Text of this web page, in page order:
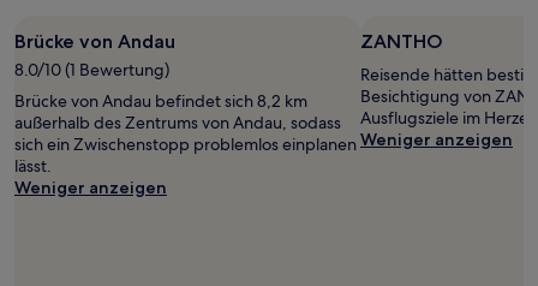
Brücke von Andau
8.0/10 (1 Bewertung)
Brücke von Andau befindet sich 8,2 km
außerhalb des Zentrums von Andau, sodass
sich ein Zwischenstopp problemlos einplanen
lässt.
Weniger anzeigen
ZANTHO
Reisende hätten
Besichtigung von
Ausflugsziele im
Weniger anzeigen